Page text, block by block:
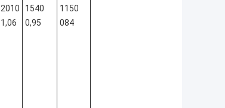
2010
1,06
1540
0,95
1150
084